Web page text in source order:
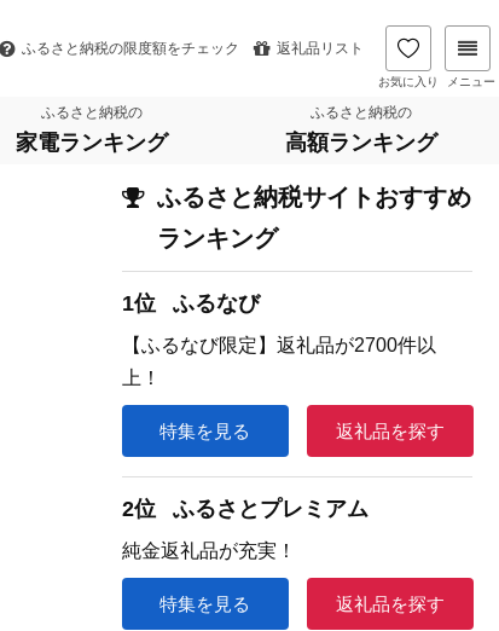
ふるさと納税の限度額をチェック 返礼品リスト
お気に入り メニュー
ふるさと納税の
家電ランキング
ふるさと納税の
高額ランキング
ふるさと納税サイトおすすめ
ランキング
1位 ふるなび
【ふるなび限定】返礼品が2700件以
上！
特集を見る 返礼品を探す
2位 ふるさとプレミアム
純金返礼品が充実！
特集を見る 返礼品を探す